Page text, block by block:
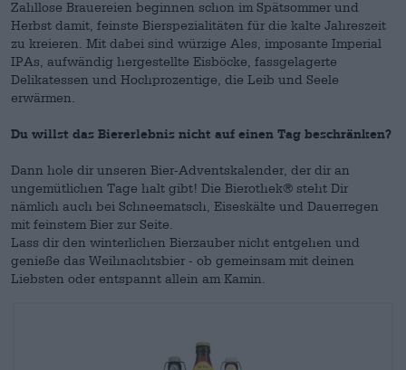
Zahllose Brauereien beginnen schon im Spätsommer und
Herbst damit, feinste Bierspezialitäten für die kalte Jahreszeit
zu kreieren. Mit dabei sind würzige Ales, imposante Imperial
IPAs, aufwändig hergestellte Eisböcke, fassgelagerte
Delikatessen und Hochprozentige, die Leib und Seele
erwärmen.
Du willst das Biererlebnis nicht auf einen Tag beschränken?
Dann hole dir unseren Bier-Adventskalender, der dir an
ungemütlichen Tage halt gibt! Die Bierothek® steht Dir
nämlich auch bei Schneematsch, Eiseskälte und Dauerregen
mit feinstem Bier zur Seite.
Lass dir den winterlichen Bierzauber nicht entgehen und
genieße das Weihnachtsbier - ob gemeinsam mit deinen
Liebsten oder entspannt allein am Kamin.